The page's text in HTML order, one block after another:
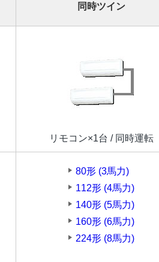
同時ツイン
リモコン×1台 / 同時運転
80形 (3馬力)
112形 (4馬力)
140形 (5馬力)
160形 (6馬力)
224形 (8馬力)